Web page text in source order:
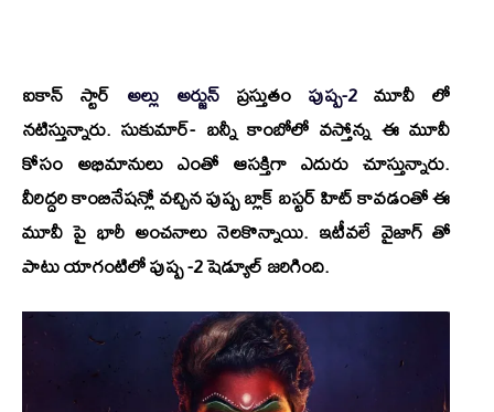
ఐకాన్ స్టార్ అల్లు అర్జున్ ప్రస్తుతం పుష్ప-2మూవీ లో
నటిస్తున్నారు.సుకుమార్- బన్నీకాంబోలో వస్తోన్న ఈ మూవీ
కోసం అభిమానులు ఎంతో ఆసక్తిగా ఎదురు చూస్తున్నారు.
వీరిద్దరి కాంబినేషన్లో వచ్చిన పుష్ప బ్లాక్ బస్టర్ హిట్ కావడంతో ఈ
మూవీ పై భారీ అంచనాలు నెలకొన్నాయి. ఇటీవలే వైజాగ్తో
పాటు యాగంటిలో పుష్ప -2 షెడ్యూల్ జరిగింది.